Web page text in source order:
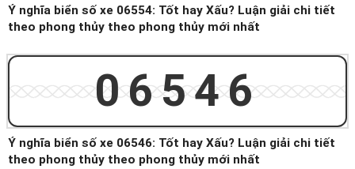
Ý nghĩa biển số xe 06554: Tốt hay Xấu? Luận giải chi tiết
theo phong thủy theo phong thủy mới nhất
06546
Ý nghĩa biển số xe 06546: Tốt hay Xấu? Luận giải chi tiết
theo phong thủy theo phong thủy mới nhất